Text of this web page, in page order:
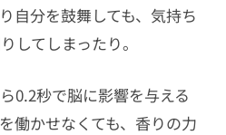
自分を鼓舞しても、気持ち
してしまったり。
0.2秒で脳に影響を与える
働かせなくても、香りの力